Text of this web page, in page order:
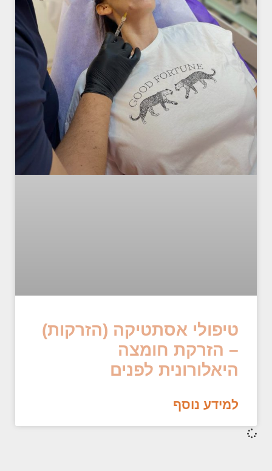
טיפולי אסתטיקה (הזרקות)
– הזרקת חומצה
היאלורונית לפנים
למידע נוסף